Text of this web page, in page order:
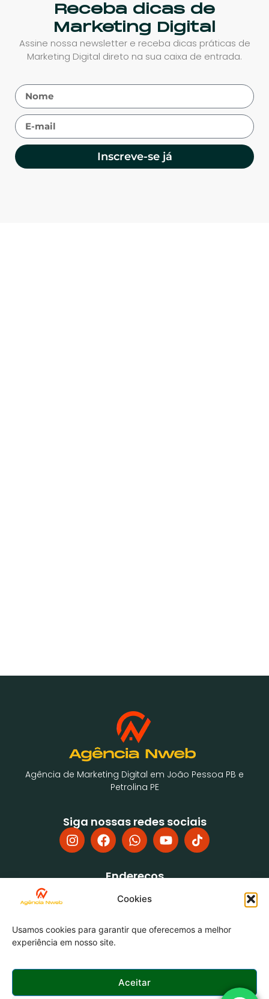
Cookies
Usamos cookies para garantir que oferecemos a melhor
experiência em nosso site.
Aceitar
Receba dicas de
Marketing Digital
Assine nossa newsletter e receba dicas práticas de
Marketing Digital direto na sua caixa de entrada.
Inscreve-se já
Agência de Marketing Digital em João Pessoa PB e
Petrolina PE
Siga nossas redes sociais
Endereços
Rua Pedro Ferreira de Freitas, 39, Jardim Cidade
Universitária, João Pessoa PB, CEP: 58052-755
EMPRESARIAL FRANCISCO DANTAS - Av. da Integração, 550 -
56328-000